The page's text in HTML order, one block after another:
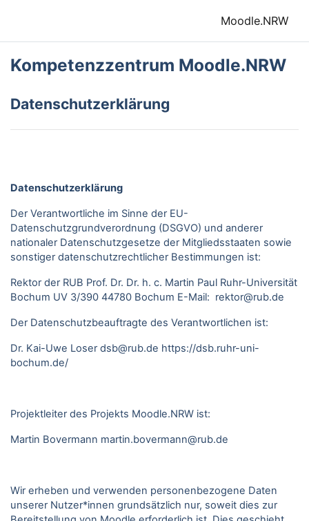
Moodle.NRW
Kompetenzzentrum Moodle.NRW
Datenschutzerklärung
Datenschutzerklärung
Der Verantwortliche im Sinne der EU-
Datenschutzgrundverordnung (DSGVO) und anderer
nationaler Datenschutzgesetze der Mitgliedsstaaten sowie
sonstiger datenschutzrechtlicher Bestimmungen ist:
Rektor der RUB Prof. Dr. Dr. h. c. Martin Paul Ruhr-Universität
Bochum UV 3/390 44780 Bochum E-Mail: rektor@rub.de
Der Datenschutzbeauftragte des Verantwortlichen ist:
Dr. Kai-Uwe Loser dsb@rub.de https://dsb.ruhr-uni-
bochum.de/
Projektleiter des Projekts Moodle.NRW ist:
Martin Bovermann martin.bovermann@rub.de
Wir erheben und verwenden personenbezogene Daten
unserer Nutzer*innen grundsätzlich nur, soweit dies zur